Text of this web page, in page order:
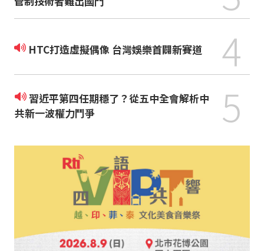
HTC打造虛擬偶像 台灣娛樂首闢新賽道 4
習近平第四任期穩了？從五中全會解析中
共新一波權力鬥爭
5